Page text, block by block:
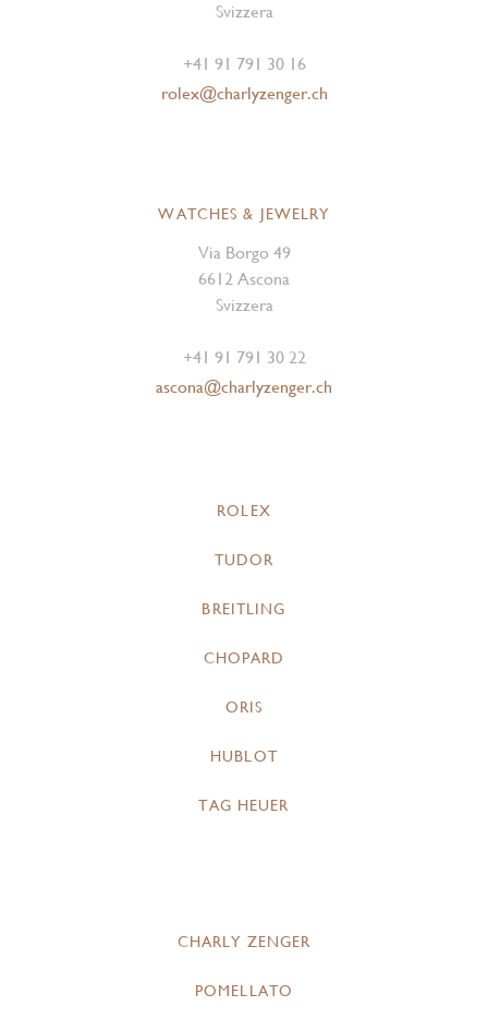
Svizzera
+41 91 791 30 16
rolex@charlyzenger.ch
WATCHES & JEWELRY
Via Borgo 49
6612 Ascona
Svizzera
+41 91 791 30 22
ascona@charlyzenger.ch
ROLEX
TUDOR
BREITLING
CHOPARD
ORIS
HUBLOT
TAG HEUER
CHARLY ZENGER
POMELLATO